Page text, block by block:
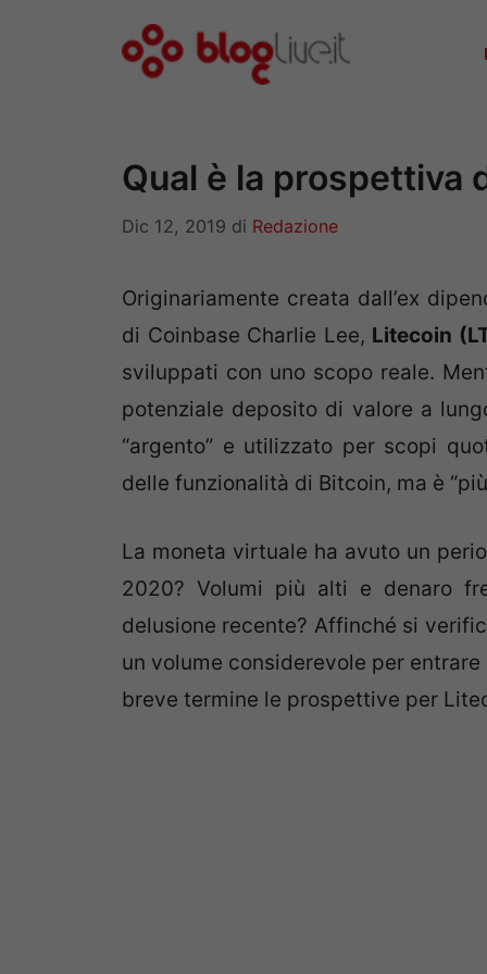
Qual è la prospettiva
Dic 12, 2019 di Redazione
Originariamente creata dall’ex
di Coinbase Charlie Lee, Litecoin
sviluppati con uno scopo reale.
potenziale deposito di valore a
“argento” e utilizzato per scopi
delle funzionalità di Bitcoin, ma è
La moneta virtuale ha avuto un
2020? Volumi più alti e denaro
delusione recente? Affinché si
un volume considerevole per
breve termine le prospettive per